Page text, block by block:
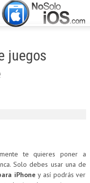
juegos
te quieres poner a
Solo debes usar una de
iPhone y así podrás ver